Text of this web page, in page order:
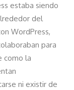
estaba siendo
del
WordPress,
para
como la
ni existir de